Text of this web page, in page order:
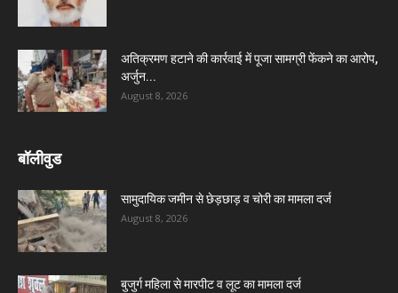
अतिक्रमण हटाने की कार्रवाई में पूजा सामग्री फेंकने का आरोप,
अर्जुन...
August 8, 2026
बॉलीवुड
सामुदायिक जमीन से छेड़छाड़ व चोरी का मामला दर्ज
August 8, 2026
बुजुर्ग महिला से मारपीट व लूट का मामला दर्ज